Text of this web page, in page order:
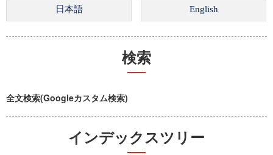
検索
全文検索(Googleカスタム検索)
インデックスツリー